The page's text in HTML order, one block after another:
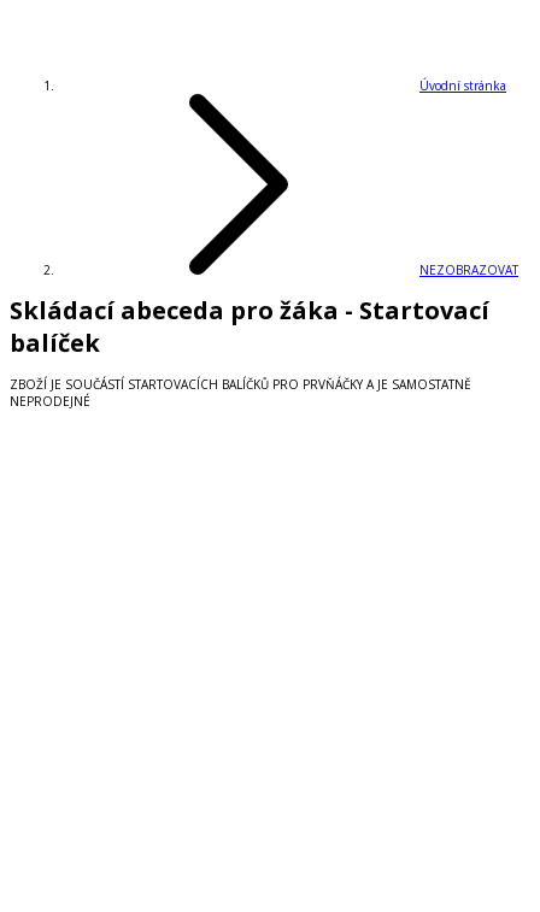
Úvodní stránka
NEZOBRAZOVAT
Skládací abeceda pro žáka - Startovací
balíček
ZBOŽÍ JE SOUČÁSTÍ STARTOVACÍCH BALÍČKŮ PRO PRVŇÁČKY A JE SAMOSTATNĚ
NEPRODEJNÉ